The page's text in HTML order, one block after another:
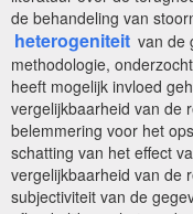
de behandeling van
heterogeniteit van de
methodologie,
heeft mogelijk invloed
vergelijkbaarheid van de
belemmering voor het
schatting van het effect
vergelijkbaarheid van de
subjectiviteit van de